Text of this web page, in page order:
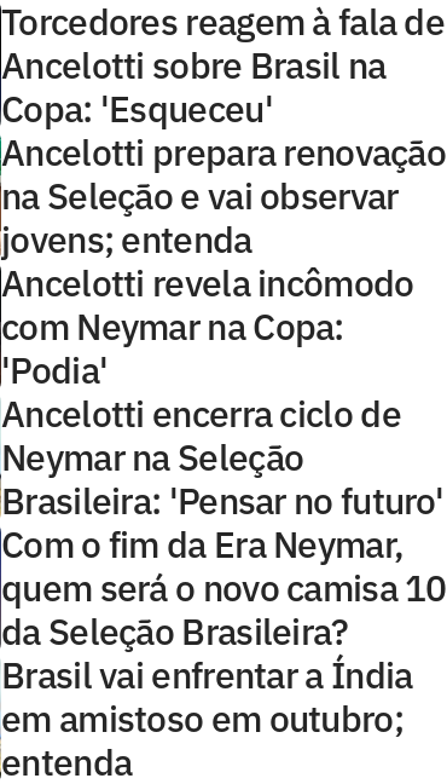
Torcedores reagem à fala de
Ancelotti sobre Brasil na
Copa: 'Esqueceu'
Ancelotti prepara renovação
na Seleção e vai observar
jovens; entenda
Ancelotti revela incômodo
com Neymar na Copa:
'Podia'
Ancelotti encerra ciclo de
Neymar na Seleção
Brasileira: 'Pensar no futuro'
Com o fim da Era Neymar,
quem será o novo camisa 10
da Seleção Brasileira?
Brasil vai enfrentar a Índia
em amistoso em outubro;
entenda